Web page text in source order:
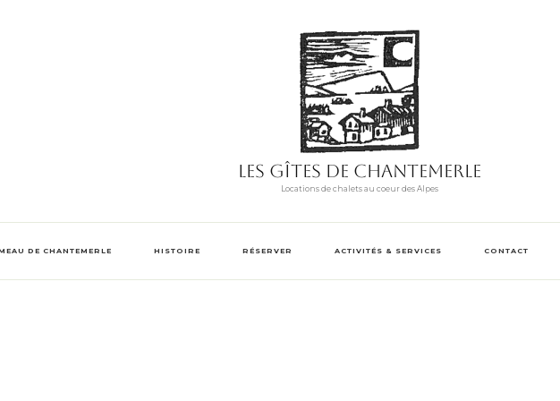
Les Gîtes de Chantemerle
Locations de chalets au coeur des Alpes
DE CHANTEMERLE HISTOIRE RÉSERVER ACTIVITÉS & SERVICES CONTACT